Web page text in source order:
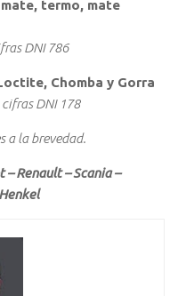
termo, mate
DNI 786
Chomba y Gorra
DNI 178
a la brevedad.
– Renault – Scania –